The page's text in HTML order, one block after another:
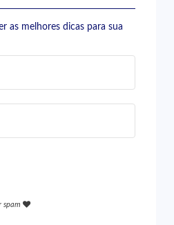
as melhores dicas para sua
spam